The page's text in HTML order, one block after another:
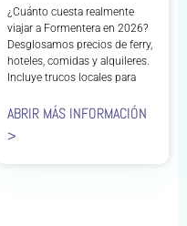
¿Cuánto cuesta realmente
viajar a Formentera en 2026?
Desglosamos precios de ferry,
hoteles, comidas y alquileres.
Incluye trucos locales para
ABRIR MÁS INFORMACIÓN
>